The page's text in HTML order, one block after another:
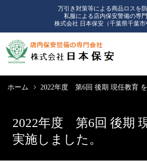
万引き対策等による商品ロスを
私服による店内保安警備の専
株式会社 日本保安（千葉県千葉市
ホーム 2022年度 第6回 後期 現任教育 を
2022年度 第6回 後期
実施しました。